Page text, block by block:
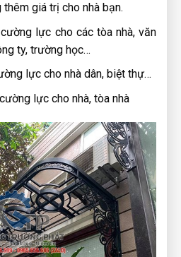
giá trị cho nhà bạn.
lực cho các tòa nhà, văn
ty, trường học…
lực cho nhà dân, biệt thự…
lực cho nhà, tòa nhà